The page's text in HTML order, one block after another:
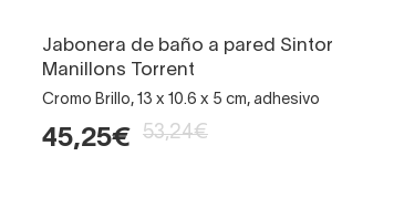
Jabonera de baño a pared Sintor
Manillons Torrent
Cromo Brillo, 13 x 10.6 x 5 cm, adhesivo
45,25€ 53,24€